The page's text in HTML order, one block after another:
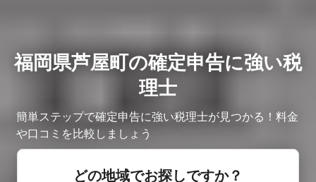
福岡県芦屋町の確定申告に強い税
理士
簡単ステップで確定申告に強い税理士が見つかる！料金
や口コミを比較しましょう
どの地域でお探しですか？